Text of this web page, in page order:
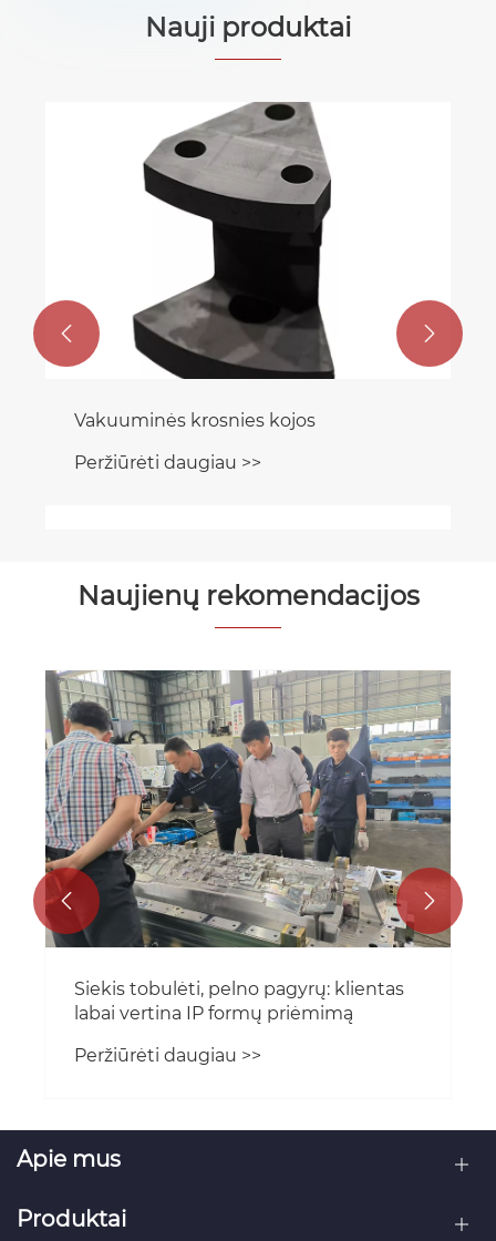
Nauji produktai
Vakuuminės krosnies kojos
Peržiūrėti daugiau >>
 
Naujienų rekomendacijos
Siekis tobulėti, pelno pagyrų: klientas
labai vertina IP formų priėmimą
Peržiūrėti daugiau >>
 
Apie mus
Produktai